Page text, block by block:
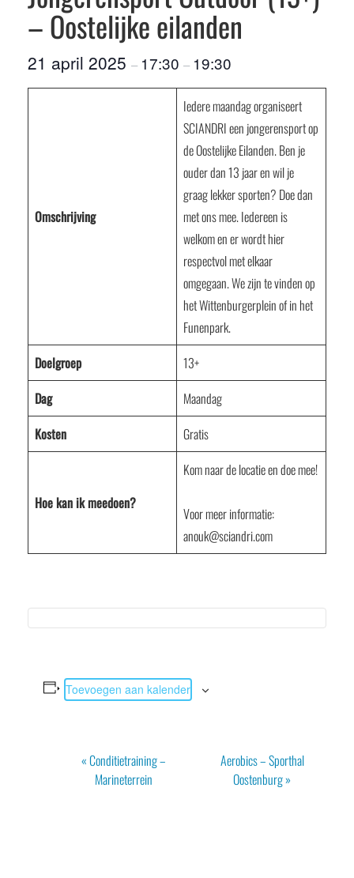
– Oostelijke eilanden
21 april 2025 – 17:30 – 19:30
Omschrijving
Iedere maandag organiseert
SCIANDRI een jongerensport op
de Oostelijke Eilanden. Ben je
ouder dan 13 jaar en wil je
graag lekker sporten? Doe dan
met ons mee. Iedereen is
welkom en er wordt hier
respectvol met elkaar
omgegaan. We zijn te vinden op
het Wittenburgerplein of in het
Funenpark.
Doelgroep
13+
Dag
Maandag
Kosten
Gratis
Hoe kan ik meedoen?
Kom naar de locatie en doe mee!
Voor meer informatie:
anouk@sciandri.com
Toevoegen aan kalender
Evenement
«Conditietraining –
Marineterrein
Aerobics – Sporthal
Oostenburg»